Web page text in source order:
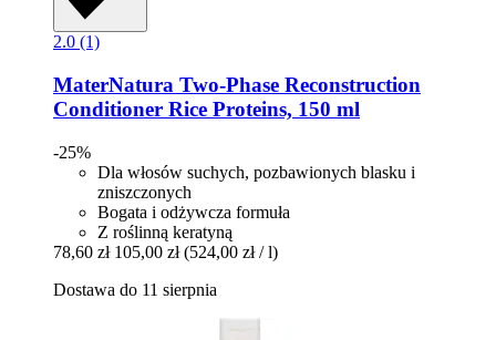
2.0 (1)
MaterNatura Two-​Phase Reconstruction
Conditioner Rice Proteins, 150 ml
-25%
Dla włosów suchych, pozbawionych blasku i
zniszczonych
Bogata i odżywcza formuła
Z roślinną keratyną
78,60 zł 105,00 zł (524,00 zł / l)
Dostawa do 11 sierpnia